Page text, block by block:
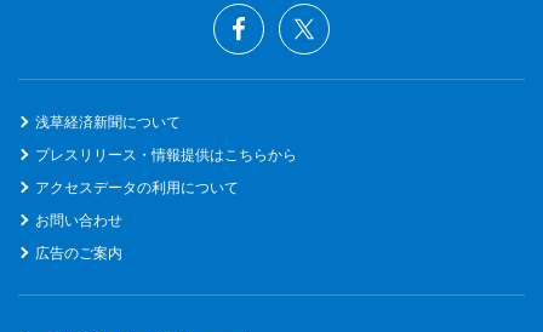
浅草経済新聞について
プレスリリース・情報提供はこちらから
アクセスデータの利用について
お問い合わせ
広告のご案内